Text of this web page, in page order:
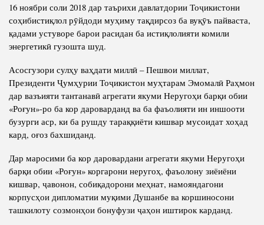
16 ноябри соли 2018 дар таърихи давлатдории Тоҷикистони
соҳибистиқлол рӯйдоди муҳиму тақдирсоз ба вуқӯъ пайваста,
қадами устуворе барои расидан ба истиқлолияти комили
энергетикӣ гузошта шуд.
Асосгузори сулҳу ваҳдати миллӣ – Пешвои миллат,
Президенти Ҷумҳурии Тоҷикистон муҳтарам Эмомалӣ Раҳмон
дар вазъияти тантанавӣ агрегати якуми Неругоҳи барқи обии
«Роғун»-ро ба кор дароварданд ва ба фаъолияти ин иншооти
бузурги аср, ки ба рушду тараққиёти кишвар мусоидат хоҳад
кард, оғоз бахшиданд.
Дар маросими ба кор даровардани агрегати якуми Неругоҳи
барқи обии «Роғун» коргарони неругоҳ, фаъолону зиёиёни
кишвар, ҷавонон, собиқадорони меҳнат, намояндагони
корпусҳои дипломатии муқими Душанбе ва коршиносони
ташкилоту созмонҳои бонуфузи ҷаҳон иштирок карданд.